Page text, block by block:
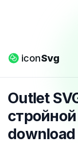
iconSvg
Outlet
download